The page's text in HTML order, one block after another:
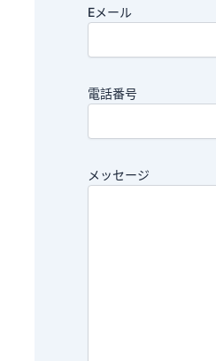
Eメール
電話番号
メッセージ